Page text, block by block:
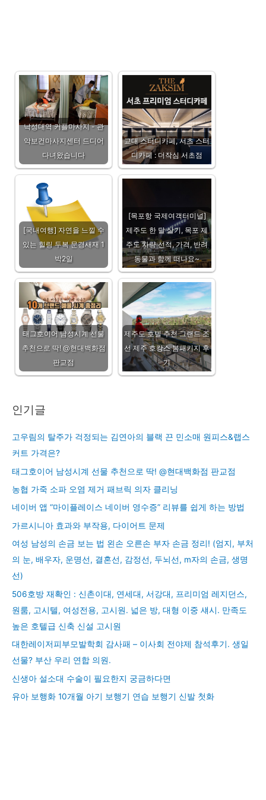
낙성대역 커플마사지 - 관
악보건마사지센터 드디어
다녀왔습니다
교대 스터디카페, 서초 스터
디카페 : 더작심 서초점
[국내여행] 자연을 느낄 수
있는 힐링 두복 문경새재 1
박2일
[목포항 국제여객터미널]
제주도 한 달 살기, 목포 제
주도 차량 선적, 가격, 반려
동물과 함께 떠나요~
태그호이어 남성시계 선물
추천으로 딱! @현대백화점
판교점
제주도 호텔 추천 그랜드 조
선 제주 호캉스 봄패키지 후
기
인기글
고우림의 탈주가 걱정되는 김연아의 블랙 끈 민소매 원피스&랩스
커트 가격은?
태그호이어 남성시계 선물 추천으로 딱! @현대백화점 판교점
농협 가죽 소파 오염 제거 패브릭 의자 클리닝
네이버 앱 “마이플레이스 네이버 영수증” 리뷰를 쉽게 하는 방법
가르시니아 효과와 부작용, 다이어트 문제
여성 남성의 손금 보는 법 왼손 오른손 부자 손금 정리! (엄지, 부처
의 눈, 배우자, 운명선, 결혼선, 감정선, 두뇌선, m자의 손금, 생명
선)
506호방 재확인 : 신촌이대, 연세대, 서강대, 프리미엄 레지던스,
원룸, 고시텔, 여성전용, 고시원. 넓은 방, 대형 이중 섀시. 만족도
높은 호텔급 신축 신설 고시원
대한레이저피부모발학회 감사패 – 이사회 전야제 참석후기. 생일
선물? 부산 우리 연합 의원.
신생아 설소대 수술이 필요한지 궁금하다면
유아 보행화 10개월 아기 보행기 연습 보행기 신발 첫화